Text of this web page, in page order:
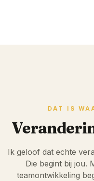
DAT IS
Ik geloof dat echte
Die begint bij jou.
teamontwikkeling